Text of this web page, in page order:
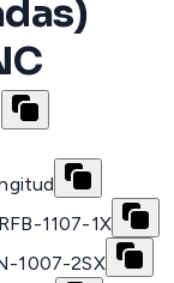
1107-1X
1007-2SX